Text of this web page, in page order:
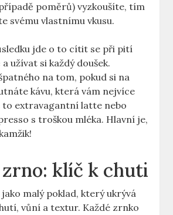
poměrů) vyzkoušíte, tím
svému vlastnímu vkusu.
jde o to cítit se při pití
užívat si každý doušek.
na tom, pokud si na
kávu, která vám nejvíce
to extravagantní latte nebo
s troškou mléka. Hlavní je,
klíč k chuti
malý poklad, který ukrývá
vůní a textur. Každé zrnko